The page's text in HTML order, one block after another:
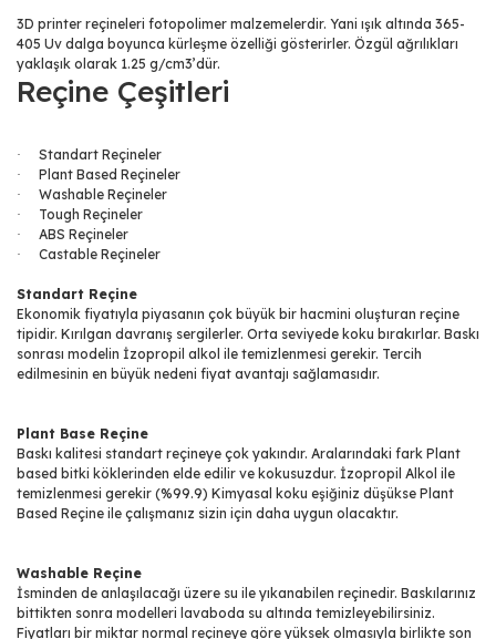
3D printer reçineleri fotopolimer malzemelerdir. Yani ışık altında 365-
405 Uv dalga boyunca kürleşme özelliği gösterirler. Özgül ağrılıkları
yaklaşık olarak 1.25 g/cm3’dür.
Reçine Çeşitleri
· Standart Reçineler
· Plant Based Reçineler
· Washable Reçineler
· Tough Reçineler
· ABS Reçineler
· Castable Reçineler
Standart Reçine
Ekonomik fiyatıyla piyasanın çok büyük bir hacmini oluşturan reçine
tipidir. Kırılgan davranış sergilerler. Orta seviyede koku bırakırlar. Baskı
sonrası modelin İzopropil alkol ile temizlenmesi gerekir. Tercih
edilmesinin en büyük nedeni fiyat avantajı sağlamasıdır.
Plant Base Reçine
Baskı kalitesi standart reçineye çok yakındır. Aralarındaki fark Plant
based bitki köklerinden elde edilir ve kokusuzdur. İzopropil Alkol ile
temizlenmesi gerekir (%99.9) Kimyasal koku eşiğiniz düşükse Plant
Based Reçine ile çalışmanız sizin için daha uygun olacaktır.
Washable Reçine
İsminden de anlaşılacağı üzere su ile yıkanabilen reçinedir. Baskılarınız
bittikten sonra modelleri lavaboda su altında temizleyebilirsiniz.
Fiyatları bir miktar normal reçineye göre yüksek olmasıyla birlikte son